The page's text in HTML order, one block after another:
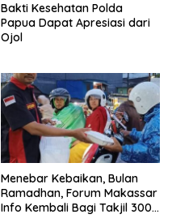
Bakti Kesehatan Polda
Papua Dapat Apresiasi dari
Ojol
Menebar Kebaikan, Bulan
Ramadhan, Forum Makassar
Info Kembali Bagi Takjil 300